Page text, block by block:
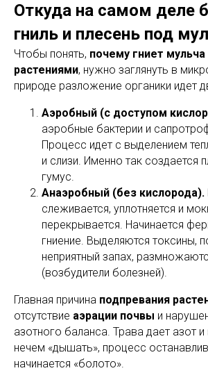
Откуда на самом деле
гниль и плесень под
Чтобы понять, почему гниет
растениями, нужно заглянуть в
природе разложение органики идет
Аэробный (с доступом
аэробные бактерии и
Процесс идет с выделением
и слизи. Именно так создается
гумус.
Анаэробный (без кислорода).
слеживается, уплотняется и
перекрывается. Начинается
гниение. Выделяются токсины,
неприятный запах,
(возбудители болезней).
Главная причина подпревания
отсутствие аэрации почвы и
азотного баланса. Трава дает азот и
нечем «дышать», процесс
начинается «болото».